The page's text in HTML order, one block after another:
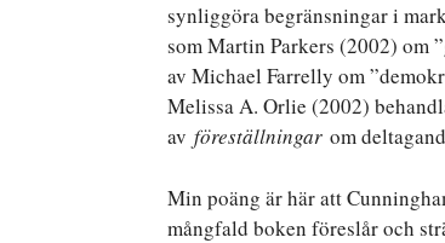
synliggöra begränsningar i
som Martin Parkers (2002) om
av Michael Farrelly om
Melissa A. Orlie (2002)
av föreställningar om
Min poäng är här att
mångfald boken föreslår och